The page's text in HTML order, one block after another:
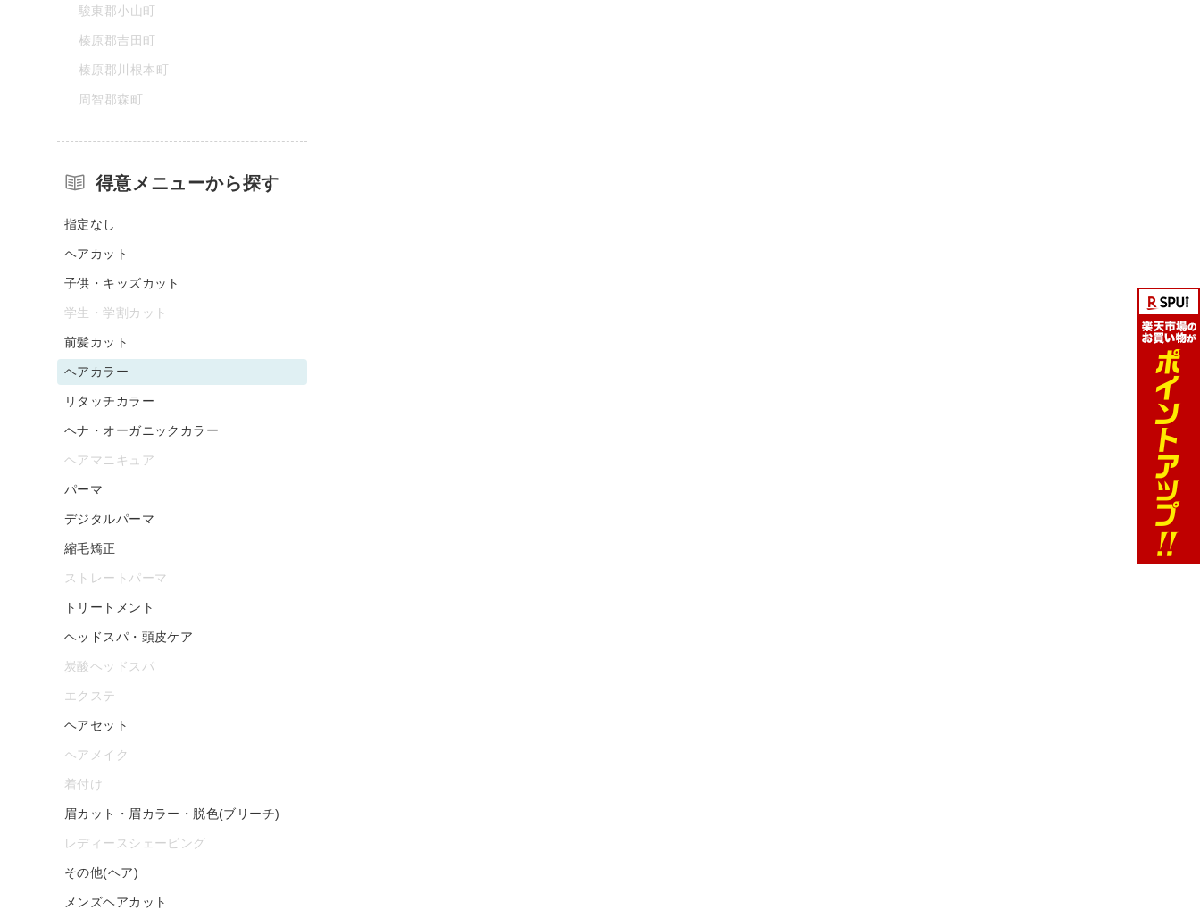
駿東郡小山町
榛原郡吉田町
榛原郡川根本町
周智郡森町
得意メニューから探す
指定なし
ヘアカット
子供・キッズカット
学生・学割カット
前髪カット
ヘアカラー
リタッチカラー
ヘナ・オーガニックカラー
ヘアマニキュア
パーマ
デジタルパーマ
縮毛矯正
ストレートパーマ
トリートメント
ヘッドスパ・頭皮ケア
炭酸ヘッドスパ
エクステ
ヘアセット
ヘアメイク
着付け
眉カット・眉カラー・脱色(ブリーチ)
レディースシェービング
その他(ヘア)
メンズヘアカット